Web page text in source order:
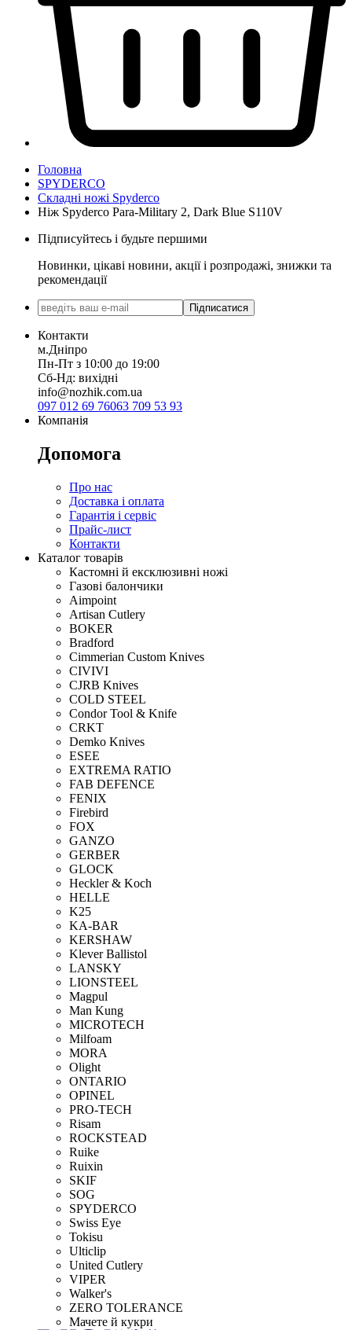
Головна
SPYDERCO
Складні ножі Spyderco
Ніж Spyderco Para-Military 2, Dark Blue S110V
Підписуйтесь і будьте першими
Новинки, цікаві новини, акції і розпродажі, знижки та
рекомендації
Підписатися
Контакти
м.Дніпро
Пн-Пт з 10:00 до 19:00
Сб-Нд: вихідні
info@nozhik.com.ua
097 012 69 76063 709 53 93
Компанія
Допомога
Про нас
Доставка і оплата
Гарантія і сервіс
Прайс-лист
Контакти
Каталог товарів
Кастомні й ексклюзивні ножі
Газові балончики
Aimpoint
Artisan Cutlery
BOKER
Bradford
Cimmerian Custom Knives
CIVIVI
CJRB Knives
COLD STEEL
Condor Tool & Knife
CRKT
Demko Knives
ESEE
EXTREMA RATIO
FAB DEFENCE
FENIX
Firebird
FOX
GANZO
GERBER
GLOCK
Heckler & Koch
HELLE
K25
KA-BAR
KERSHAW
Klever Ballistol
LANSKY
LIONSTEEL
Magpul
Man Kung
MICROTECH
Milfoam
MORA
Olight
ONTARIO
OPINEL
PRO-TECH
Risam
ROCKSTEAD
Ruike
Ruixin
SKIF
SOG
SPYDERCO
Swiss Eye
Tokisu
Ulticlip
United Cutlery
VIPER
Walker's
ZERO TOLERANCE
Мачете й кукри